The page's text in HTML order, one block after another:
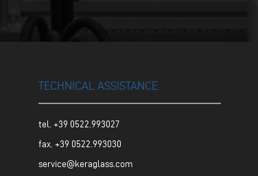
TECHNICAL ASSISTANCE
tel.+39 0522.993027
fax. +39 0522.993030
service@keraglass.com